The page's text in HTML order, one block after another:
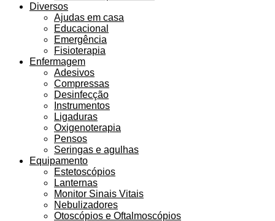
Diversos
Ajudas em casa
Educacional
Emergência
Fisioterapia
Enfermagem
Adesivos
Compressas
Desinfecção
Instrumentos
Ligaduras
Oxigenoterapia
Pensos
Seringas e agulhas
Equipamento
Estetoscópios
Lanternas
Monitor Sinais Vitais
Nebulizadores
Otoscópios e Oftalmoscópios